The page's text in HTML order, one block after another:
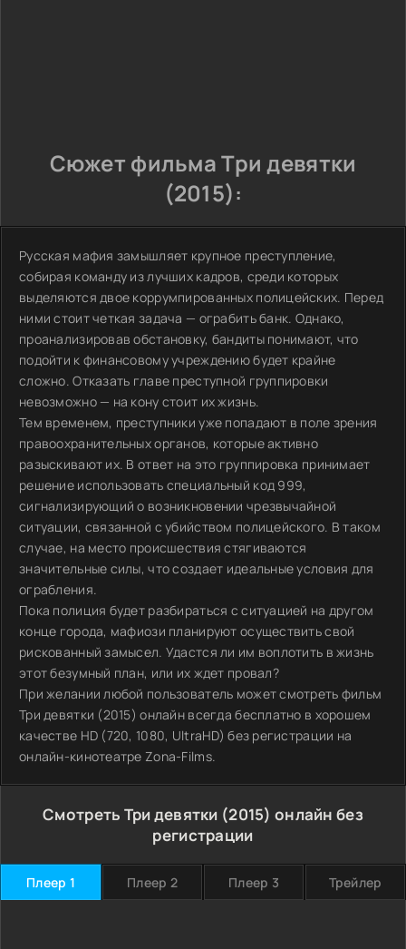
Сюжет фильма Три девятки
(2015):
Русская мафия замышляет крупное преступление,
собирая команду из лучших кадров, среди которых
выделяются двое коррумпированных полицейских. Перед
ними стоит четкая задача — ограбить банк. Однако,
проанализировав обстановку, бандиты понимают, что
подойти к финансовому учреждению будет крайне
сложно. Отказать главе преступной группировки
невозможно — на кону стоит их жизнь.
Тем временем, преступники уже попадают в поле зрения
правоохранительных органов, которые активно
разыскивают их. В ответ на это группировка принимает
решение использовать специальный код 999,
сигнализирующий о возникновении чрезвычайной
ситуации, связанной с убийством полицейского. В таком
случае, на место происшествия стягиваются
значительные силы, что создает идеальные условия для
ограбления.
Пока полиция будет разбираться с ситуацией на другом
конце города, мафиози планируют осуществить свой
рискованный замысел. Удастся ли им воплотить в жизнь
этот безумный план, или их ждет провал?
При желании любой пользователь может смотреть фильм
Три девятки (2015) онлайн всегда бесплатно в хорошем
качестве HD (720, 1080, UltraHD) без регистрации на
онлайн-кинотеатре Zona-Films.
Смотреть Три девятки (2015) онлайн без
регистрации
Плеер 1 Плеер 2 Плеер 3 Трейлер